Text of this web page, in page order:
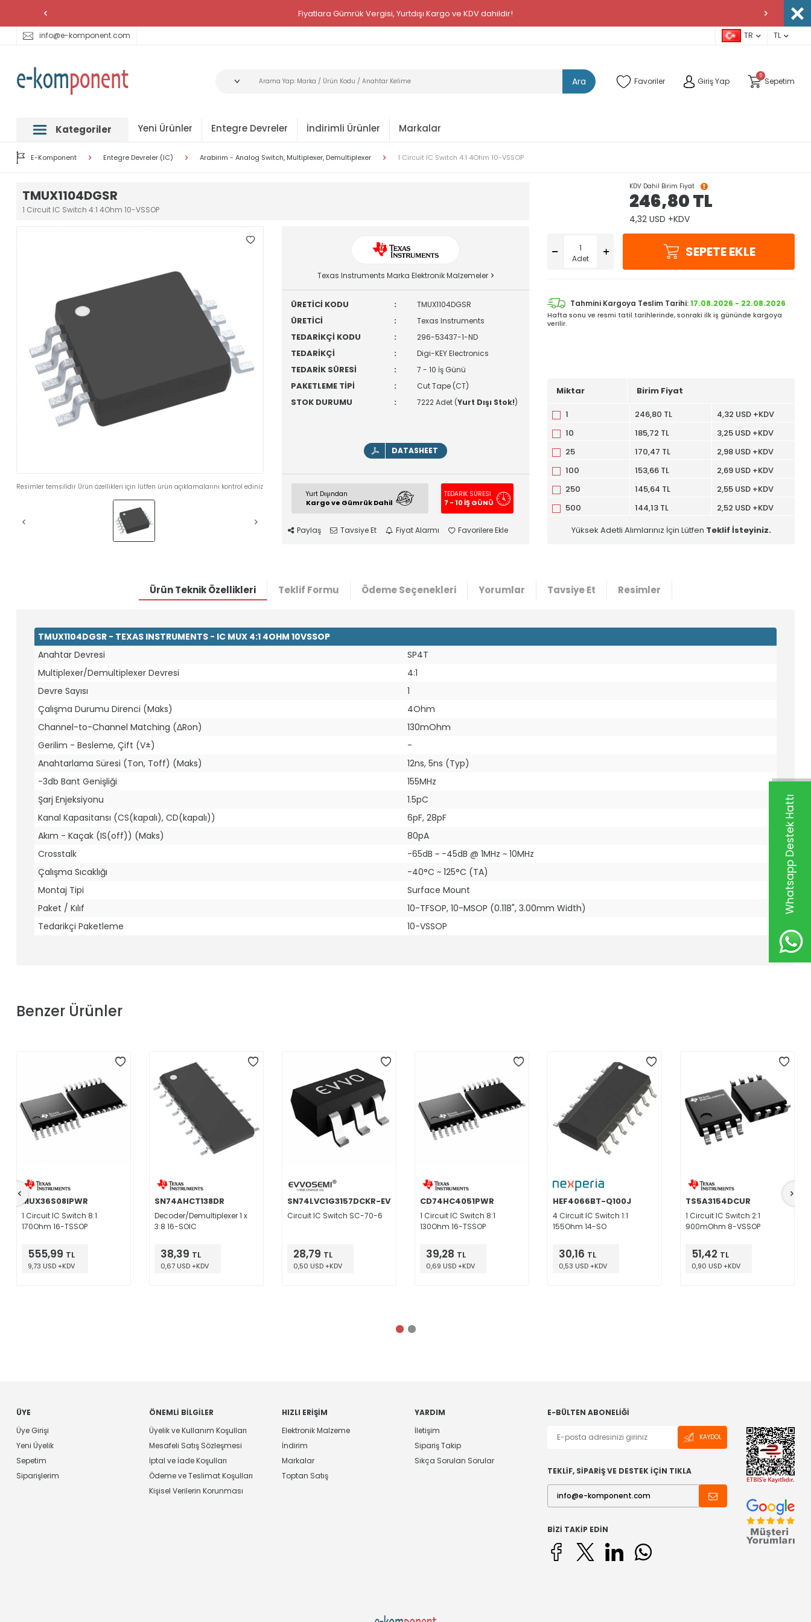
Whatsapp Destek Hattı
Fiyatlara Gümrük Vergisi, Yurtdışı Kargo ve KDV dahildir!
info@e-komponent.com TR TL
Ara Favoriler Giriş Yap
0
Sepetim
Kategoriler Yeni Ürünler Entegre Devreler İndirimli Ürünler Markalar
E-Komponent Entegre Devreler (IC) Arabirim - Analog Switch, Multiplexer, Demultiplexer 1 Circuit IC Switch 4:1 4Ohm 10-VSSOP
TMUX1104DGSR
1 Circuit IC Switch 4:1 4Ohm 10-VSSOP
Resimler temsilidir Ürün özellikleri için lütfen ürün açıklamalarını kontrol ediniz
Texas Instruments Marka Elektronik Malzemeler
ÜRETİCİ KODU : TMUX1104DGSR
ÜRETİCİ : Texas Instruments
TEDARİKÇİ KODU : 296-53437-1-ND
TEDARİKÇİ : Digi-KEY Electronics
TEDARİK SÜRESİ : 7 - 10 İş Günü
PAKETLEME TİPİ : Cut Tape (CT)
STOK DURUMU : 7222 Adet (Yurt Dışı Stok!)
DATASHEET
Yurt Dışından
Kargo ve Gümrük Dahil
TEDARİK SÜRESİ
7 - 10 İŞ GÜNÜ
Paylaş Tavsiye Et Fiyat Alarmı Favorilere Ekle
KDV Dahil Birim Fiyat
246,80TL
4,32 USD +KDV
Adet SEPETE EKLE
Tahmini Kargoya Teslim Tarihi:17.08.2026 - 22.08.2026
Hafta sonu ve resmi tatil tarihlerinde, sonraki ilk iş gününde kargoya
verilir.
Miktar Birim Fiyat
1 246,80 TL
4,32 USD +KDV
10
185,72 TL
3,25 USD +KDV
25
170,47 TL
2,98 USD +KDV
100
153,66 TL
2,69 USD +KDV
250
145,64 TL
2,55 USD +KDV
500
144,13 TL
2,52 USD +KDV
Yüksek Adetli Alımlarınız İçin Lütfen Teklif İsteyiniz.
Ürün Teknik Özellikleri Teklif Formu Ödeme Seçenekleri Yorumlar Tavsiye Et Resimler
TMUX1104DGSR - TEXAS INSTRUMENTS - IC MUX 4:1 4OHM 10VSSOP
Anahtar Devresi
SP4T
Multiplexer/Demultiplexer Devresi
4:1
Devre Sayısı
1
Çalışma Durumu Direnci (Maks)
4Ohm
Channel-to-Channel Matching (ΔRon)
130mOhm
Gerilim - Besleme, Çift (V±)
-
Anahtarlama Süresi (Ton, Toff) (Maks)
12ns, 5ns (Typ)
-3db Bant Genişliği
155MHz
Şarj Enjeksiyonu
1.5pC
Kanal Kapasitansı (CS(kapalı), CD(kapalı))
6pF, 28pF
Akım - Kaçak (IS(off)) (Maks)
80pA
Crosstalk
-65dB ~ -45dB @ 1MHz ~ 10MHz
Çalışma Sıcaklığı
-40°C ~ 125°C (TA)
Montaj Tipi
Surface Mount
Paket / Kılıf
10-TFSOP, 10-MSOP (0.118", 3.00mm Width)
Tedarikçi Paketleme
10-VSSOP
Benzer Ürünler
MUX36S08IPWR
1 Circuit IC Switch 8:1
170Ohm 16-TSSOP
555,99 TL
9,73 USD +KDV
SN74AHCT138DR
Decoder/Demultiplexer 1 x
3:8 16-SOIC
38,39 TL
0,67 USD +KDV
SN74LVC1G3157DCKR-EV
Circuit IC Switch SC-70-6
28,79 TL
0,50 USD +KDV
CD74HC4051PWR
1 Circuit IC Switch 8:1
130Ohm 16-TSSOP
39,28 TL
0,69 USD +KDV
HEF4066BT-Q100J
4 Circuit IC Switch 1:1
155Ohm 14-SO
30,16 TL
0,53 USD +KDV
TS5A3154DCUR
1 Circuit IC Switch 2:1
900mOhm 8-VSSOP
51,42 TL
0,90 USD +KDV
ÜYE
Üye Girişi
Yeni Üyelik
Sepetim
Siparişlerim
ÖNEMLI BILGILER
Üyelik ve Kullanım Koşulları
Mesafeli Satış Sözleşmesi
İptal ve İade Koşulları
Ödeme ve Teslimat Koşulları
Kişisel Verilerin Korunması
HIZLI ERIŞIM
Elektronik Malzeme
İndirim
Markalar
Toptan Satış
YARDIM
İletişim
Sipariş Takip
Sıkça Sorulan Sorular
E-BÜLTEN ABONELIĞI
KAYDOL
TEKLİF, SİPARİŞ VE DESTEK İÇİN TIKLA
BIZI TAKIP EDIN